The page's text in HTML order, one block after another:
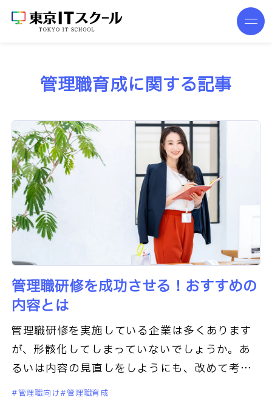
管理職育成に関する記事
管理職研修を成功させる！おすすめの
内容とは
管理職研修を実施している企業は多くあります
が、形骸化してしまっていないでしょうか。あ
るいは内容の見直しをしようにも、改めて考え
るとどのような内容がよいのかわからないこと
管理職向け 管理職育成